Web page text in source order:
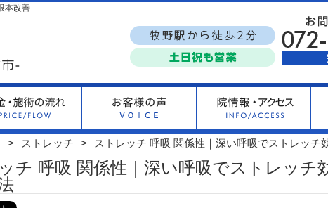
本改善
ストレッチ ストレッチ 呼吸 関係性｜深い呼吸でストレッチ
チ 呼吸 関係性｜深い呼吸でストレッチ